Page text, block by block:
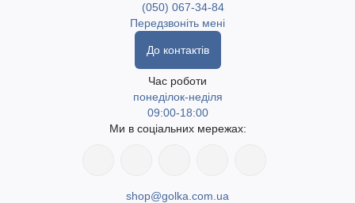
(050) 067-34-84
Передзвоніть мені
До контактів
Час роботи
понеділок-неділя
09:00-18:00
Ми в соціальних мережах:
shop@golka.com.ua